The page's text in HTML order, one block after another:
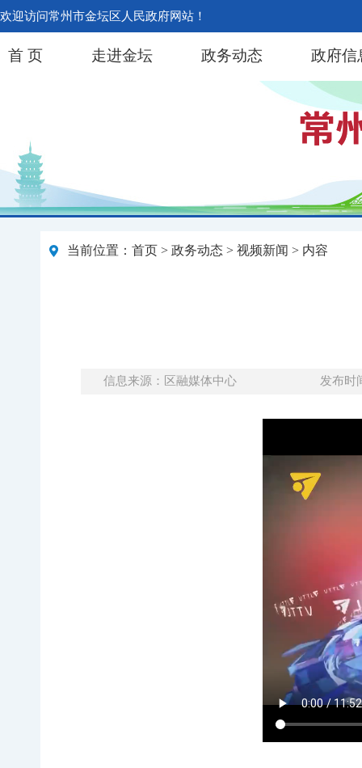
欢迎访问常州市金坛区人民政府网站！
首 页 走进金坛 政务动态 政府信
当前位置： 首页 > 政务动态 > 视频新闻 > 内容
信息来源：区融媒体中心 发布时